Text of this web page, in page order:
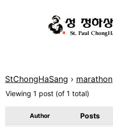
StChongHaSang › marathon
Viewing 1 post (of 1 total)
Author Posts